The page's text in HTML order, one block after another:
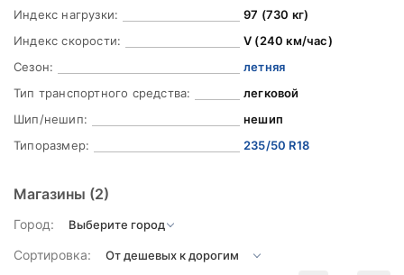
Индекс нагрузки:
97 (730 кг)
Индекс скорости:
V (240 км/час)
Сезон:
летняя
Тип транспортного средства:
легковой
Шип/нешип:
нешип
Типоразмер:
235/50 R18
Магазины (2)
Город:
Сортировка: